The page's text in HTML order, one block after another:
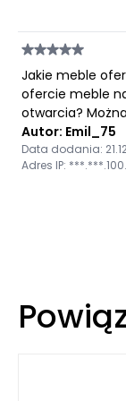
Jakie meble
ofercie meble
otwarcia?
Autor: Emil_75
Data dodania:
Adres IP: